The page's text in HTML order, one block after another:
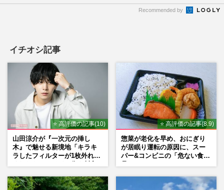
Recommended by
イチオシ記事
⭐ 高評価の記事(10)
山田涼介が『一次元の挿し
木』で魅せる新境地「キラキ
ラしたフィルターが1枚外れて
⭐ 高評価の記事(8.9)
惣菜が老化を早め、おにぎり
が居眠り運転の原因に、スー
パー&コンビニの「危ない食